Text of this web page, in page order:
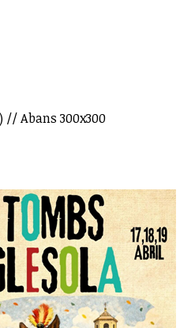
// Abans 300x300